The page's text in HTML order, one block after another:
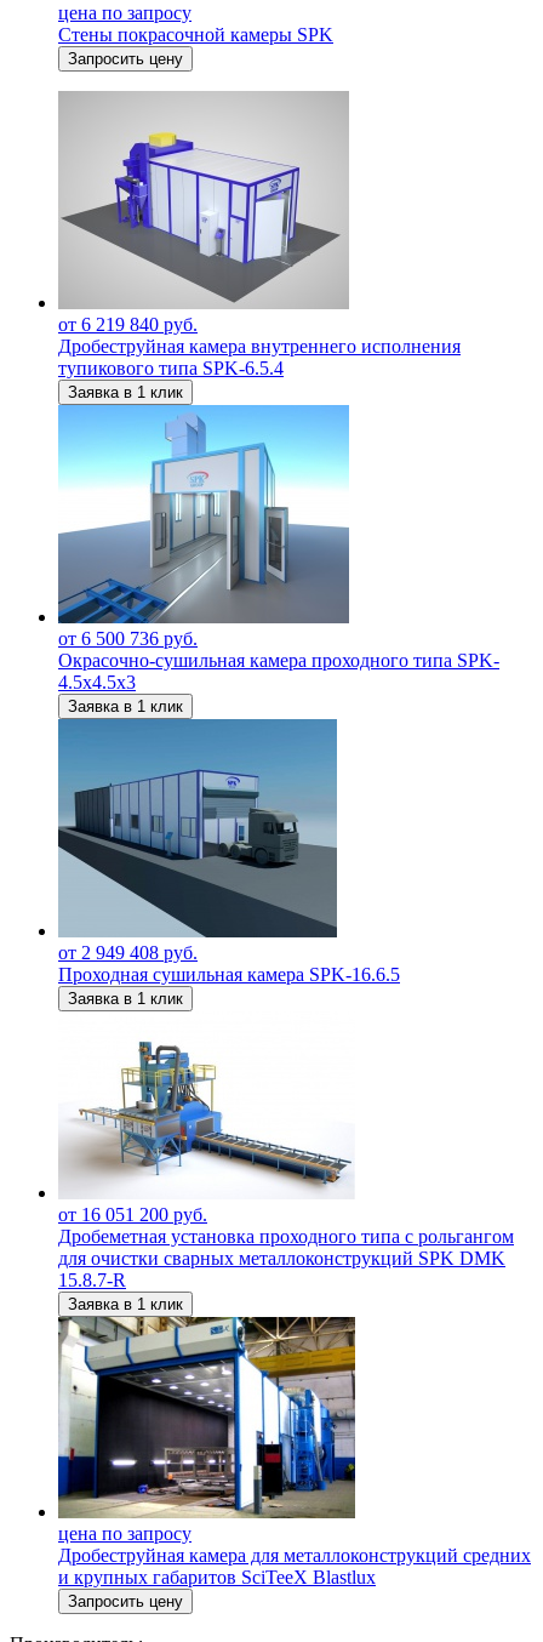
цена по запросу
Стены покрасочной камеры SPK
Запросить цену
от 6 219 840 руб.
Дробеструйная камера внутреннего исполнения
тупикового типа SPK-6.5.4
Заявка в 1 клик
от 6 500 736 руб.
Окрасочно-сушильная камера проходного типа SPK-
4.5х4.5х3
Заявка в 1 клик
от 2 949 408 руб.
Проходная сушильная камера SPK-16.6.5
Заявка в 1 клик
от 16 051 200 руб.
Дробеметная установка проходного типа с рольгангом
для очистки сварных металлоконструкций SPK DMK
15.8.7-R
Заявка в 1 клик
цена по запросу
Дробеструйная камера для металлоконструкций средних
и крупных габаритов SciTeeX Blastlux
Запросить цену